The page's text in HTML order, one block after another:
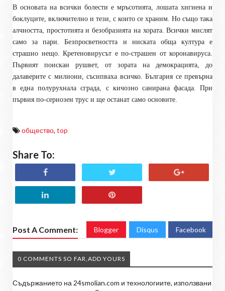
В основата на всички болести е мръсотията, лошата хигиена и
боклуците, включително и тези, с които се храним. Но също така
алчността, простотията и безобразията на хората. Всички мислят
само за пари. Безпросветността и ниската обща култура е
страшно нещо. Кретеновирусът е по-страшен от коронавируса.
Първият поискан рушвет, от зората на демокрацията, до
далаверите с милиони, съсипваха всичко. България се превърна
в една полурухнала сграда, с кичозно санирана фасада. При
първия по-сериозен трус и ще останат само основите.
общество, top
Share To:
Post A Comment: Blogger Disqus Facebook
0 COMMENTS SO FAR,ADD YOURS
Съдържанието на 24smolian.com и технологиите, използвани